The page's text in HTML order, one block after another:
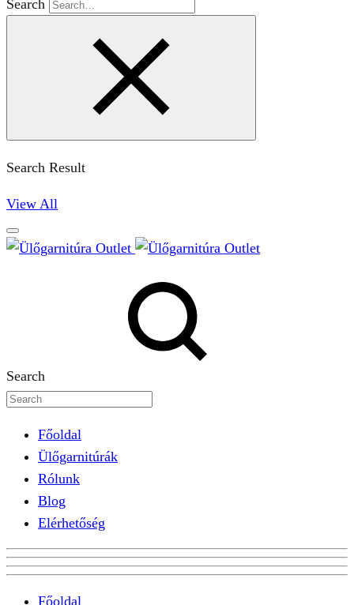
Search
Search Result
View All
Search
Főoldal
Ülőgarnitúrák
Rólunk
Blog
Elérhetőség
Főoldal